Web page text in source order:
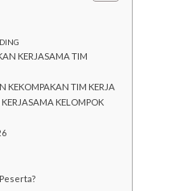
KERJASAMA TIM
KEKOMPAKAN TIM KERJA
KELOMPOK